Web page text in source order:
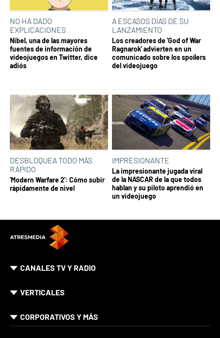
NO HA DADO
EXPLICACIONES
Nibel, una de las mayores
fuentes de información de
videojuegos en Twitter, dice
adiós
A ESCASOS DÍAS DE SU
LANZAMIENTO
Los creadores de 'God of War
Ragnarok' advierten en un
comunicado sobre los spoílers
del videojuego
DESBLOQUEA TODO MÁS
RÁPIDO
'Modern Warfare 2': Cómo subir
rápidamente de nivel
IMPRESIONANTE
La impresionante jugada viral
de la NASCAR de la que todos
hablan y su piloto aprendió en
un videojuego
CANALES TV Y RADIO
VERTICALES
CORPORATIVOS Y MÁS